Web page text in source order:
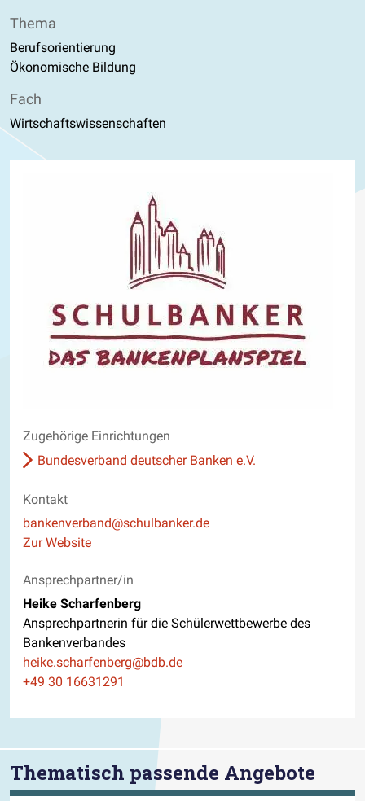
Thema
Berufsorientierung
Ökonomische Bildung
Fach
Wirtschaftswissenschaften
Zugehörige Einrichtungen
Bundesverband deutscher Banken e.V.
Kontakt
E-Mail
bankenverband@schulbanker.de
Website
Zur Website
Ansprechpartner/in
Heike Scharfenberg
Ansprechpartnerin für die Schülerwettbewerbe des
Bankenverbandes
E-Mail
heike.scharfenberg@bdb.de
Telefon
+49 30 16631291
Thematisch passende Angebote